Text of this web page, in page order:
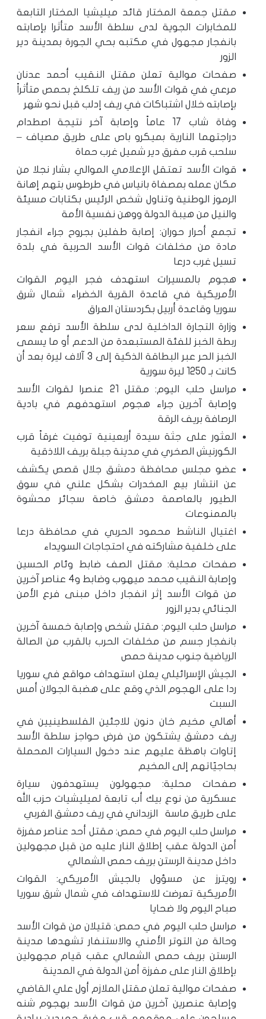
مقتل جمعة المختار قائد ميليشيا المختار التابعة
للمخابرات الجوية لدى سلطة الأسد متأثرا بإصابته
بانفجار مجهول في مكتبه بحي الجورة بمدينة دير
الزور
صفحات موالية تعلن مقتل النقيب أحمد عدنان
مرعي في قوات الأسد من ريف تلكلخ بحمص متأثراً
بإصابته خلال اشتباكات في ريف إدلب قبل نحو شهر
وفاة شاب 17 عاماً وإصابة آخر نتيجة اصطدام
دراجتهما النارية بميكرو باص على طريق مصياف –
سلحب قرب مفرق دير شميل غرب حماة
قوات الأسد تعتقل الإعلامي الموالي بشار نجلا من
مكان عمله بمصفاة بانياس في طرطوس بتهم إهانة
الرموز الوطنية وتناول شخص الرئيس بكتابات مسيئة
والنيل من هيبة الدولة ووهن نفسية الأمة
تجمع أحرار حوران: إصابة طفلين بجروح جراء انفجار
مادة من مخلفات قوات الأسد الحربية في بلدة
تسيل غرب درعا
هجوم بالمسيرات استهدف فجر اليوم القوات
الأمريكية في قاعدة القرية الخضراء شمال شرق
سوريا وقاعدة أربيل بكردستان العراق
وزارة التجارة الداخلية لدى سلطة الأسد ترفع سعر
ربطة الخبز للفئة المستبعدة من الدعم أو ما يسمى
الخبز الحر عبر البطاقة الذكية إلى 3 آلاف ليرة بعد أن
كانت بـ 1250 ليرة سورية
مراسل حلب اليوم: مقتل 21 عنصرا لقوات الأسد
وإصابة آخرين جراء هجوم استهدفهم في بادية
الرصافة بريف الرقة
العثور على جثة سيدة أربعينية توفيت غرقاً قرب
الكورنيش الصخري في مدينة جبلة بريف اللاذقية
عضو مجلس محافظة دمشق جلال قصص يكشف
عن انتشار بيع المخدرات بشكل علني في سوق
الطيور بالعاصمة دمشق خاصة سجائر محشوة
بالممنوعات
اغتيال الناشط محمود الحربي في محافظة درعا
على خلفية مشاركته في احتجاجات السويداء
صفحات محلية: مقتل الصف ضابط وئام الحسين
وإصابة النقيب محمد ميهوب وضابط و4 عناصر آخرين
من قوات الأسد إثر انفجار داخل مبنى فرع الأمن
الجنائي بدير الزور
مراسل حلب اليوم: مقتل شخص وإصابة خمسة آخرين
بانفجار جسم من مخلفات الحرب بالقرب من الصالة
الرياضية جنوب مدينة حمص
الجيش الإسرائيلي يعلن استهداف مواقع في سوريا
ردا على الهجوم الذي وقع على هضبة الجولان أمس
السبت
أهالي مخيم خان دنون للاجئين الفلسطينيين في
ريف دمشق يشتكون من فرض حواجز سلطة الأسد
إتاوات باهظة عليهم عند دخول السيارات المحملة
بحاجيّاتهم إلى المخيم
صفحات محلية: مجهولون يستهدفون سيارة
عسكرية من نوع بيك أب تابعة لميليشيات حزب الله
على طريق ماسة الزبداني في ريف دمشق الغربي
مراسل حلب اليوم في حمص: مقتل أحد عناصر مفرزة
أمن الدولة عقب إطلاق النار عليه من قبل مجهولين
داخل مدينة الرستن بريف حمص الشمالي
رويترز عن مسؤول بالجيش الأمريكي: القوات
الأمريكية تعرضت للاستهداف في شمال شرق سوريا
صباح اليوم ولا ضحايا
مراسل حلب اليوم في حمص: قتيلان من قوات الأسد
وحالة من التوتر الأمني والاستنفار تشهدها مدينة
الرستن بريف حمص الشمالي عقب قيام مجهولين
بإطلاق النار على مفرزة أمن الدولة في المدينة
صفحات موالية تعلن مقتل الملازم أول علي القاضي
وإصابة عنصرين آخرين من قوات الأسد بهجوم شنه